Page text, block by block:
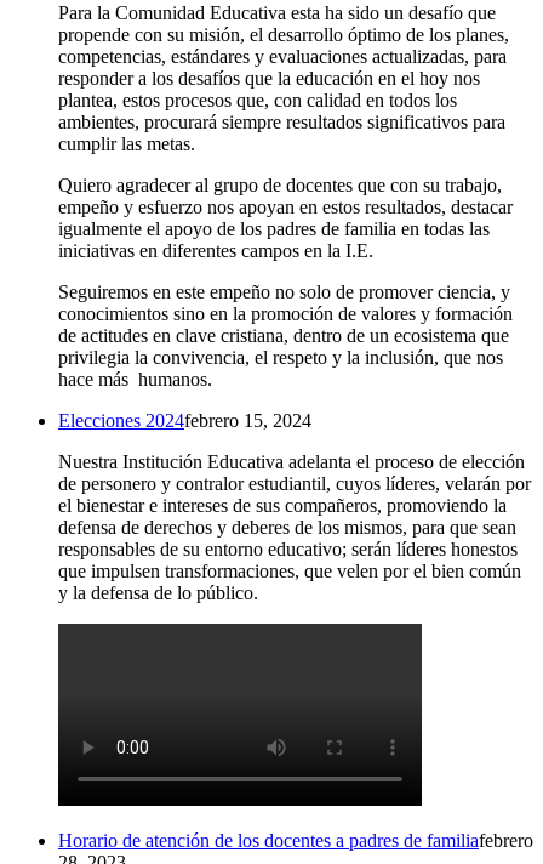
Para la Comunidad Educativa esta ha sido un desafío que
propende con su misión, el desarrollo óptimo de los planes,
competencias, estándares y evaluaciones actualizadas, para
responder a los desafíos que la educación en el hoy nos
plantea, estos procesos que, con calidad en todos los
ambientes, procurará siempre resultados significativos para
cumplir las metas.
Quiero agradecer al grupo de docentes que con su trabajo,
empeño y esfuerzo nos apoyan en estos resultados, destacar
igualmente el apoyo de los padres de familia en todas las
iniciativas en diferentes campos en la I.E.
Seguiremos en este empeño no solo de promover ciencia, y
conocimientos sino en la promoción de valores y formación
de actitudes en clave cristiana, dentro de un ecosistema que
privilegia la convivencia, el respeto y la inclusión, que nos
hace más humanos.
Elecciones 2024febrero 15, 2024
Nuestra Institución Educativa adelanta el proceso de elección
de personero y contralor estudiantil, cuyos líderes, velarán por
el bienestar e intereses de sus compañeros, promoviendo la
defensa de derechos y deberes de los mismos, para que sean
responsables de su entorno educativo; serán líderes honestos
que impulsen transformaciones, que velen por el bien común
y la defensa de lo público.
Horario de atención de los docentes a padres de familiafebrero